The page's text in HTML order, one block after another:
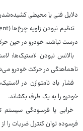
دلایل فنی یا محیطی
درست نباشد، خودرو در حین
بالانس نبودن لاستیک‌ها:
ناهماهنگی در حرکت خودرو
فشار باد نامتوازن در
خودرو را به یک طرف بکشاند.
خرابی یا فرسودگی سیستم
فرسوده توان کنترل ضربات